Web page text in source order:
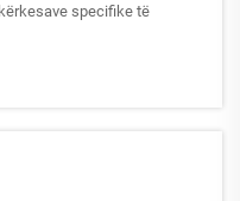
specifike të
e prodhimit dhe të
me një mur dhe